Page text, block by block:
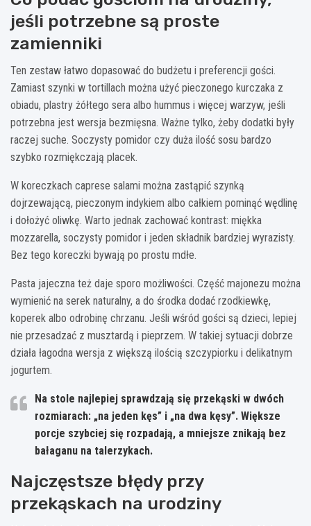
jeśli potrzebne są proste
zamienniki
Ten zestaw łatwo dopasować do budżetu i preferencji gości.
Zamiast szynki w tortillach można użyć pieczonego kurczaka z
obiadu, plastry żółtego sera albo hummus i więcej warzyw, jeśli
potrzebna jest wersja bezmięsna. Ważne tylko, żeby dodatki były
raczej suche. Soczysty pomidor czy duża ilość sosu bardzo
szybko rozmiękczają placek.
W koreczkach caprese salami można zastąpić szynką
dojrzewającą, pieczonym indykiem albo całkiem pominąć wędlinę
i dołożyć oliwkę. Warto jednak zachować kontrast: miękka
mozzarella, soczysty pomidor i jeden składnik bardziej wyrazisty.
Bez tego koreczki bywają po prostu mdłe.
Pasta jajeczna też daje sporo możliwości. Część majonezu można
wymienić na serek naturalny, a do środka dodać rzodkiewkę,
koperek albo odrobinę chrzanu. Jeśli wśród gości są dzieci, lepiej
nie przesadzać z musztardą i pieprzem. W takiej sytuacji dobrze
działa łagodna wersja z większą ilością szczypiorku i delikatnym
jogurtem.
Na stole najlepiej sprawdzają się przekąski w dwóch
rozmiarach: „na jeden kęs” i „na dwa kęsy”. Większe
porcje szybciej się rozpadają, a mniejsze znikają bez
bałaganu na talerzykach.
Najczęstsze błędy przy
przekąskach na urodziny